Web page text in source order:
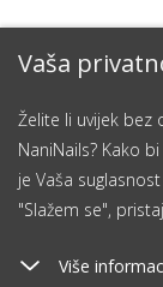
Vaša
Želite li uvijek bez
NaniNails? Kako
je Vaša
"Slažem se",
Više